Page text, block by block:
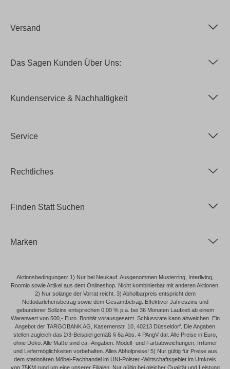
Versand
Das Sagen Kunden Über Uns:
Kundenservice & Nachhaltigkeit
Service
Rechtliches
Finden Statt Suchen
Marken
Aktionsbedingungen: 1) Nur bei Neukauf. Ausgenommen Musterring, Interliving,
Roomio sowie Artikel aus dem Onlineshop. Nicht kombinierbar mit anderen Aktionen.
2) Nur solange der Vorrat reicht. 3) Abholbarpreis entspricht dem
Nettodarlehensbetrag sowie dem Gesamtbetrag. Effektiver Jahreszins und
gebundener Sollzins entsprechen 0,00 % p.a. bei 36 Monaten Laufzeit ab einem
Warenwert von 500,- Euro. Bonität vorausgesetzt. Schlussrate kann abweichen. Ein
Angebot der TARGOBANK AG, Kasernenstr. 10, 40213 Düsseldorf. Die Angaben
stellen zugleich das 2/3-Beispiel gemäß § 6a Abs. 4 PAngV dar. Alle Preise in Euro,
ohne Deko. Alle Maße sind ca.-Angaben. Modell- und Farbabweichungen, Irrtümer
und Liefermöglichkeiten vorbehalten. Alles Abholpreise! 5) Nur gültig für Preise aus
dem stationären Möbel-Fachhandel im UNI-Polster -Wirtschaftsgebiet im Umkreis
von 75KM rund um eine unserer Filialen. Nur gültig bei gleicher Qualität und Leistung